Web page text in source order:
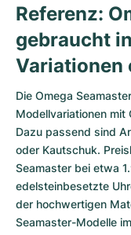
Referenz:
gebraucht
Variationen
Die Omega Seamaster
Modellvariationen mit
Dazu passend sind
oder Kautschuk.
Seamaster bei etwa
edelsteinbesetzte
der hochwertigen
Seamaster-Modelle